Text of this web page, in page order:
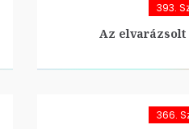
393.
Az
366.